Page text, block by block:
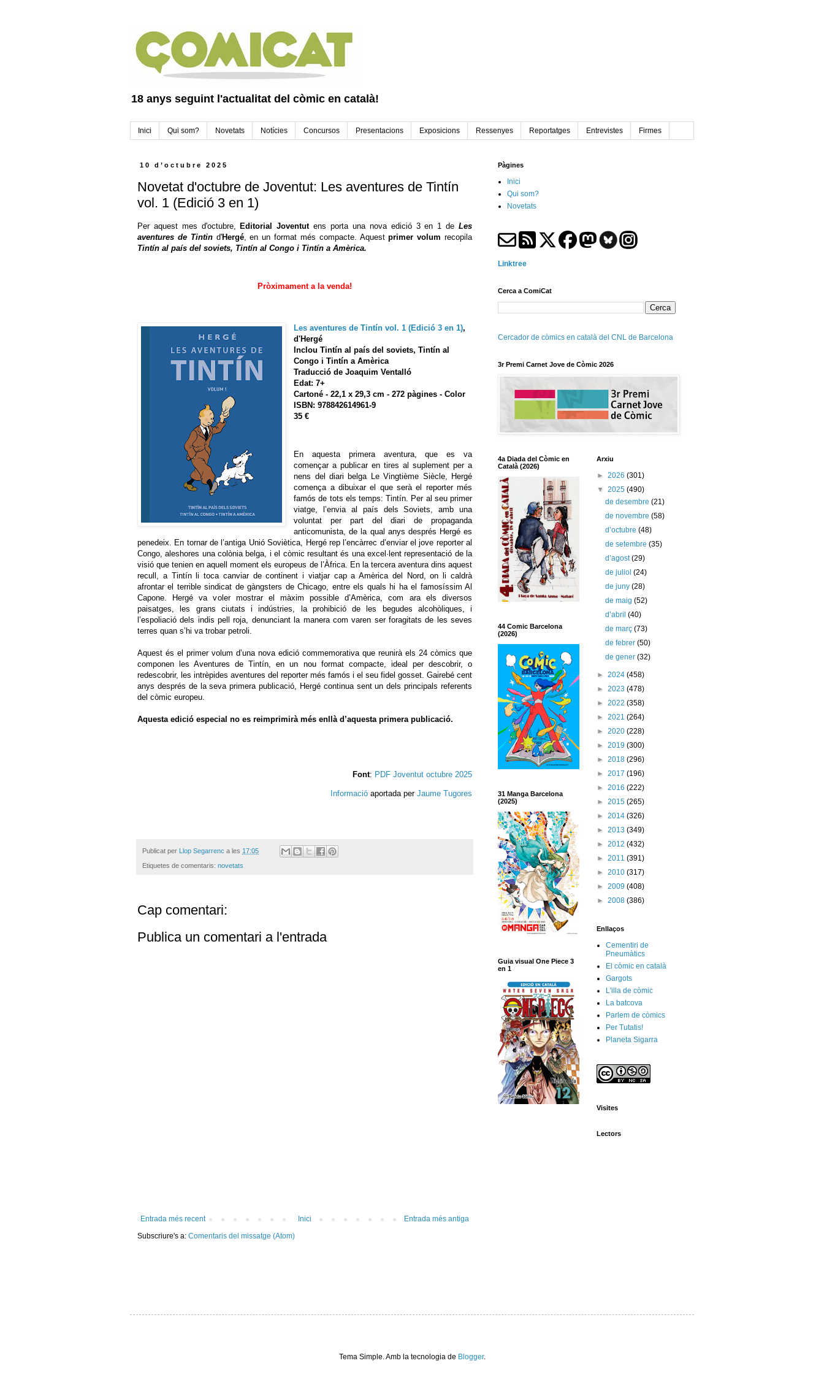
18 anys seguint l'actualitat del còmic en català!
Inici Qui som? Novetats Notícies Concursos Presentacions Exposicions Ressenyes Reportatges Entrevistes Firmes
10 d’octubre 2025
Novetat d'octubre de Joventut: Les aventures de Tintín
vol. 1 (Edició 3 en 1)
Per aquest mes d'octubre, Editorial Joventutens porta una nova edició 3 en 1 deLes
aventures de Tintind'Hergé, en un format més compacte. Aquestprimer volum recopila
Tintín al país del soviets, Tintín al Congo i Tintín a Amèrica.
Pròximament a la venda!
Les aventures de Tintín vol. 1 (Edició 3 en 1),
d'Hergé
Inclou Tintín al país del soviets, Tintín al
Congo i Tintín a Amèrica
Traducció de Joaquim Ventalló
Edat: 7+
Cartoné - 22,1 x 29,3 cm - 272 pàgines - Color
ISBN: 978842614961-9
35 €
En aquesta primera aventura, que es va
començar a publicar en tires al suplement per a
nens del diari belga Le Vingtième Siècle, Hergé
comença a dibuixar el que serà el reporter més
famós de tots els temps: Tintín. Per al seu primer
viatge, l’envia al país dels Soviets, amb una
voluntat per part del diari de propaganda
anticomunista, de la qual anys després Hergé es
penedeix. En tornar de l’antiga Unió Soviètica, Hergé rep l’encàrrec d’enviar el jove reporter al
Congo, aleshores una colònia belga, i el còmic resultant és una excel·lent representació de la
visió que tenien en aquell moment els europeus de l’Àfrica. En la tercera aventura dins aquest
recull, a Tintín li toca canviar de continent i viatjar cap a Amèrica del Nord, on li caldrà
afrontar el terrible sindicat de gàngsters de Chicago, entre els quals hi ha el famosíssim Al
Capone. Hergé va voler mostrar el màxim possible d’Amèrica, com ara els diversos
paisatges, les grans ciutats i indústries, la prohibició de les begudes alcohòliques, i
l’espoliació dels indis pell roja, denunciant la manera com varen ser foragitats de les seves
terres quan s’hi va trobar petroli.
Aquest és el primer volum d’una nova edició commemorativa que reunirà els 24 còmics que
componen les Aventures de Tintín, en un nou format compacte, ideal per descobrir, o
redescobrir, les intrèpides aventures del reporter més famós i el seu fidel gosset. Gairebé cent
anys després de la seva primera publicació, Hergé continua sent un dels principals referents
del còmic europeu.
Aquesta edició especial no es reimprimirà més enllà d’aquesta primera publicació.
Font: PDF Joventut octubre 2025
Informació aportada per Jaume Tugores
Publicat per Llop Segarrenc a les 17:05
Etiquetes de comentaris: novetats
Cap comentari:
Publica un comentari a l'entrada
Entrada més recent Entrada més antiga
Inici
Subscriure's a: Comentaris del missatge (Atom)
Pàgines
Inici
Qui som?
Novetats
Linktree
Cerca a ComiCat
Cercador de còmics en català del CNL de Barcelona
3r Premi Carnet Jove de Còmic 2026
4a Diada del Còmic en
Català (2026)
44 Comic Barcelona
(2026)
31 Manga Barcelona
(2025)
Guia visual One Piece 3
en 1
Arxiu
► 2026 (301)
▼ 2025 (490)
de desembre(21)
de novembre(58)
d’octubre(48)
de setembre(35)
d’agost(29)
de juliol(24)
de juny(28)
de maig(52)
d’abril(40)
de març(73)
de febrer(50)
de gener(32)
► 2024 (458)
► 2023 (478)
► 2022 (358)
► 2021 (264)
► 2020 (228)
► 2019 (300)
► 2018 (296)
► 2017 (196)
► 2016 (222)
► 2015 (265)
► 2014 (326)
► 2013 (349)
► 2012 (432)
► 2011 (391)
► 2010 (317)
► 2009 (408)
► 2008 (386)
Enllaços
Cementiri de
Pneumàtics
El còmic en català
Gargots
L'illa de còmic
La batcova
Parlem de còmics
Per Tutatis!
Planeta Sigarra
Visites
Lectors
Tema Simple. Amb la tecnologia de Blogger.